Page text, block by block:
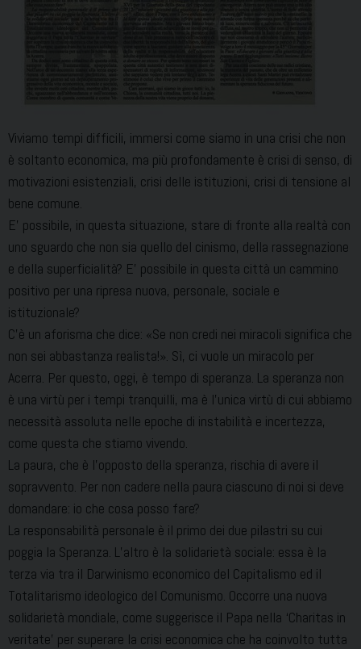
Viviamo tempi difficili, immersi come siamo in una crisi che non
è soltanto economica, ma più profondamente è crisi di senso, di
motivazioni esistenziali, crisi delle istituzioni, crisi di tensione al
bene comune.
E’ possibile, in questa situazione, stare di fronte alla realtà con
uno sguardo che non sia quello del cinismo, della rassegnazione
e della superficialità? E’ possibile in questa città un cammino
positivo per una ripresa nuova, personale, sociale e
istituzionale?
C’è un aforisma che dice: «Se non credi nei miracoli significa che
non sei abbastanza realista!». Sì, ci vuole un miracolo per
Acerra. Per questo, oggi, è tempo di speranza. La speranza non
è una virtù per i tempi tranquilli, ma è l’unica virtù di cui abbiamo
necessità assoluta nelle epoche di instabilità e incertezza,
come questa che stiamo vivendo.
La paura, che è l’opposto della speranza, rischia di avere il
sopravvento. Per non cadere nella paura ciascuno di noi si deve
domandare: io che cosa posso fare?
La responsabilità personale è il primo dei due pilastri su cui
poggia la Speranza. L’altro è la solidarietà sociale: essa è la
terza via tra il Darwinismo economico del Capitalismo ed il
Totalitarismo ideologico del Comunismo. Occorre una nuova
solidarietà mondiale, come suggerisce il Papa nella ‘Charitas in
veritate’ per superare la crisi economica che ha coinvolto tutta